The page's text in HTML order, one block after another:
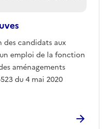
candidats aux
emploi de la fonction
aménagements
du 4 mai 2020